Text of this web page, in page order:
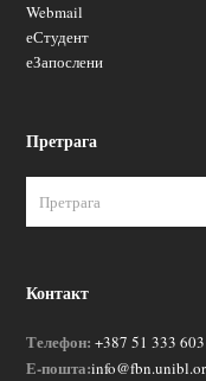
Webmail
еСтудент
еЗапослени
Претрага
Контакт
Телефон: +387 51 333 603
Е-пошта: